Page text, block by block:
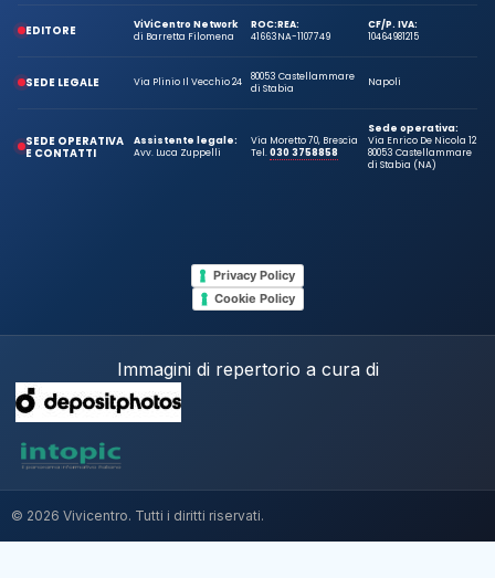
EDITORE
ViViCentro Network
di Barretta Filomena
ROC:
41663
REA:
NA-1107749
CF/P. IVA:
10464981215
SEDE LEGALE Via Plinio Il Vecchio 24
80053 Castellammare
di Stabia
Napoli
SEDE OPERATIVA
E CONTATTI
Assistente legale:
Avv. Luca Zuppelli
Via Moretto 70, Brescia
Tel.030 3758858
Sede operativa:
Via Enrico De Nicola 12
80053 Castellammare
di Stabia (NA)
Privacy Policy
Cookie Policy
Immagini di repertorio a cura di
© 2026 Vivicentro. Tutti i diritti riservati.